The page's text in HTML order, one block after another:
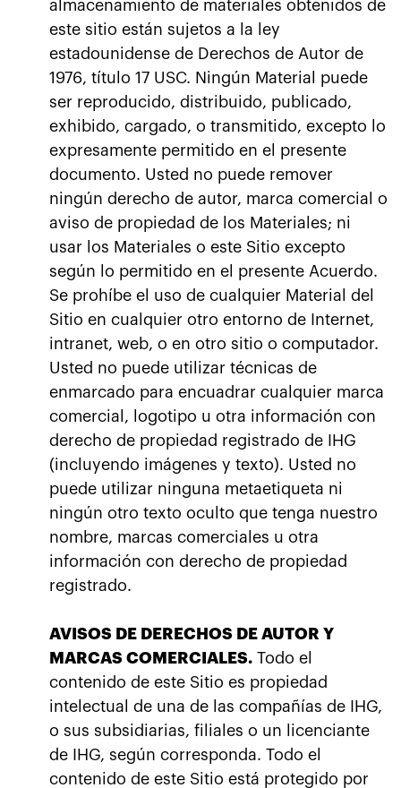
almacenamiento de materiales obtenidos de
este sitio están sujetos a la ley
estadounidense de Derechos de Autor de
1976, título 17 USC. Ningún Material puede
ser reproducido, distribuido, publicado,
exhibido, cargado, o transmitido, excepto lo
expresamente permitido en el presente
documento. Usted no puede remover
ningún derecho de autor, marca comercial o
aviso de propiedad de los Materiales; ni
usar los Materiales o este Sitio excepto
según lo permitido en el presente Acuerdo.
Se prohíbe el uso de cualquier Material del
Sitio en cualquier otro entorno de Internet,
intranet, web, o en otro sitio o computador.
Usted no puede utilizar técnicas de
enmarcado para encuadrar cualquier marca
comercial, logotipo u otra información con
derecho de propiedad registrado de IHG
(incluyendo imágenes y texto). Usted no
puede utilizar ninguna metaetiqueta ni
ningún otro texto oculto que tenga nuestro
nombre, marcas comerciales u otra
información con derecho de propiedad
registrado.
AVISOS DE DERECHOS DE AUTOR Y
MARCAS COMERCIALES. Todo el
contenido de este Sitio es propiedad
intelectual de una de las compañías de IHG,
o sus subsidiarias, filiales o un licenciante
de IHG, según corresponda. Todo el
contenido de este Sitio está protegido por